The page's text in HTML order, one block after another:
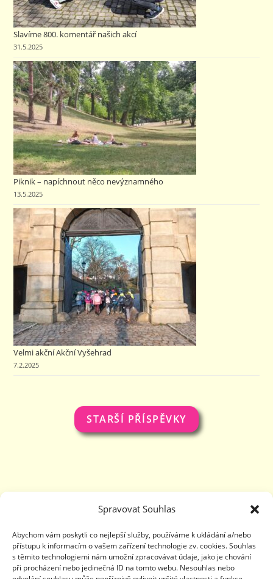
Spravovat Souhlas
Abychom vám poskytli co nejlepší služby, používáme k ukládání a/nebo
přístupu k informacím o vašem zařízení technologie zv. cookies. Souhlas
s těmito technologiemi nám umožní zpracovávat údaje, jako je chování
při procházení nebo jedinečná ID na tomto webu. Nesouhlas nebo
Slavíme 800. komentář našich akcí
31.5.2025
Piknik – napíchnout něco nevýznamného
13.5.2025
Velmi akční Akční Vyšehrad
7.2.2025
STARŠÍ PŘÍSPĚVKY